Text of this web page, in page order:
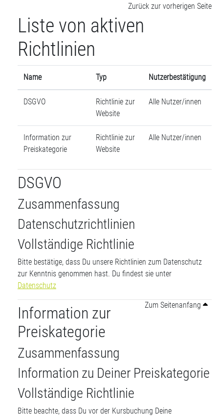
Zurück zur vorherigen Seite
Liste von aktiven
Richtlinien
Name Typ Nutzerbestätigung
DSGVO
Richtlinie zur
Website
Alle Nutzer/innen
Information zur
Preiskategorie
Richtlinie zur
Website
Alle Nutzer/innen
DSGVO
Zusammenfassung
Datenschutzrichtlinien
Vollständige Richtlinie
Bitte bestätige, dass Du unsere Richtlinien zum Datenschutz
zur Kenntnis genommen hast. Du findest sie unter
Datenschutz
Zum Seitenanfang
Information zur
Preiskategorie
Zusammenfassung
Information zu Deiner Preiskategorie
Vollständige Richtlinie
Bitte beachte, dass Du vor der Kursbuchung Deine